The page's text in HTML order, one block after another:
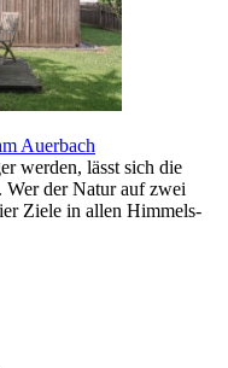
Auerbach
werden, lässt sich die
Wer der Natur auf zwei
Ziele in allen Him­mels­